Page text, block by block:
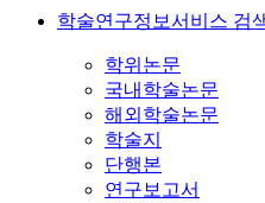
학술연구정보서비스 검
학위논문
국내학술논문
해외학술논문
학술지
단행본
연구보고서